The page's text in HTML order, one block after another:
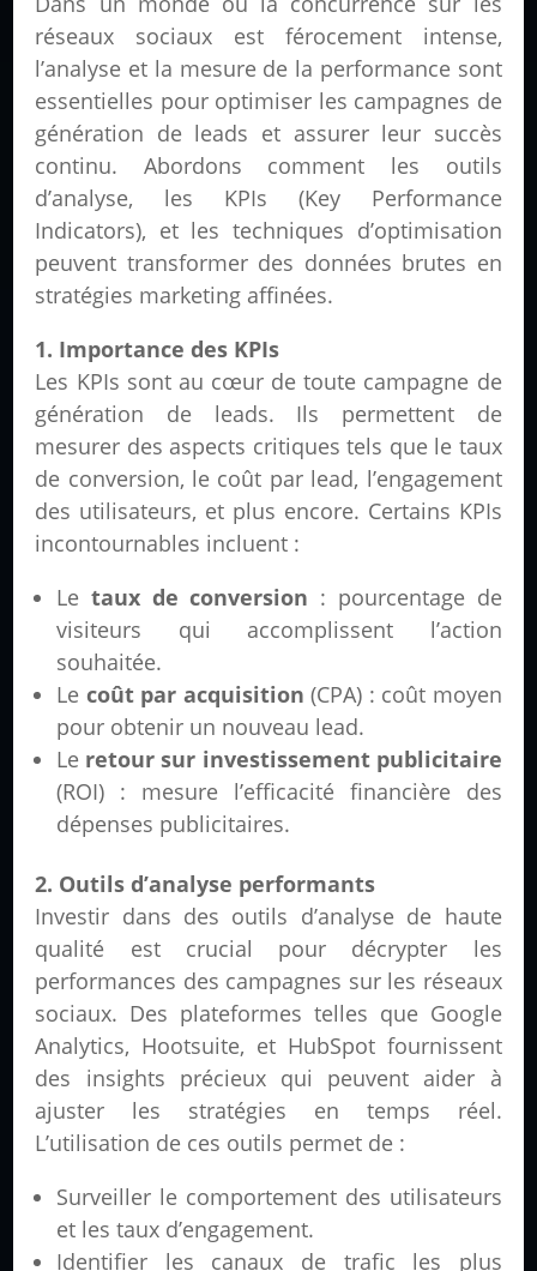
réseaux sociaux est férocement intense,
l’analyse et la mesure de la performance sont
essentielles pour optimiser les campagnes de
génération de leads et assurer leur succès
continu. Abordons comment les outils
d’analyse, les KPIs (Key Performance
Indicators), et les techniques d’optimisation
peuvent transformer des données brutes en
stratégies marketing affinées.
1. Importance des KPIs
Les KPIs sont au cœur de toute campagne de
génération de leads. Ils permettent de
mesurer des aspects critiques tels que le taux
de conversion, le coût par lead, l’engagement
des utilisateurs, et plus encore. Certains KPIs
incontournables incluent :
Letaux de conversion : pourcentage de
visiteurs qui accomplissent l’action
souhaitée.
Le coût par acquisition (CPA) : coût moyen
pour obtenir un nouveau lead.
Le retour sur investissement publicitaire
(ROI) : mesure l’efficacité financière des
dépenses publicitaires.
2. Outils d’analyse performants
Investir dans des outils d’analyse de haute
qualité est crucial pour décrypter les
performances des campagnes sur les réseaux
sociaux. Des plateformes telles que Google
Analytics, Hootsuite, et HubSpot fournissent
des insights précieux qui peuvent aider à
ajuster les stratégies en temps réel.
L’utilisation de ces outils permet de :
Surveiller le comportement des utilisateurs
et les taux d’engagement.
Identifier les canaux de trafic les plus